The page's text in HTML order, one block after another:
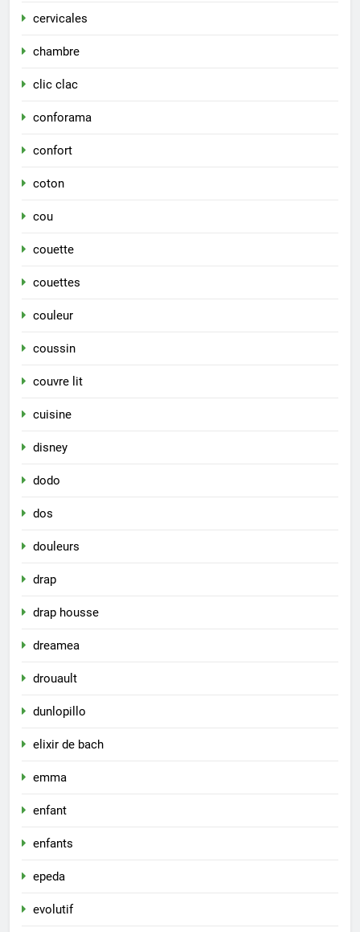
cervicales
chambre
clic clac
conforama
confort
coton
cou
couette
couettes
couleur
coussin
couvre lit
cuisine
disney
dodo
dos
douleurs
drap
drap housse
dreamea
drouault
dunlopillo
elixir de bach
emma
enfant
enfants
epeda
evolutif